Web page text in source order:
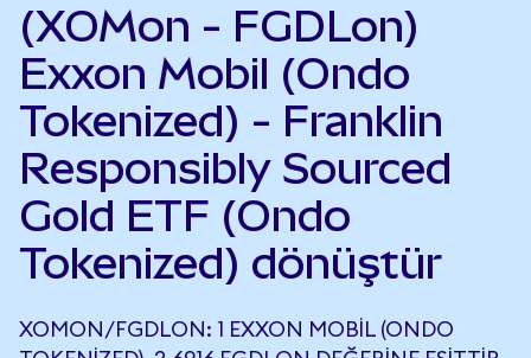
(XOMon - FGDLon)
Exxon Mobil (Ondo
Tokenized) - Franklin
Responsibly Sourced
Gold ETF (Ondo
Tokenized) dönüştür
XOMON/FGDLON: 1 EXXON MOBIL (ONDO